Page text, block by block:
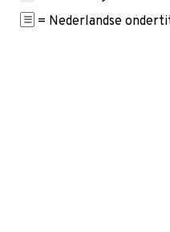
= Nederlandse